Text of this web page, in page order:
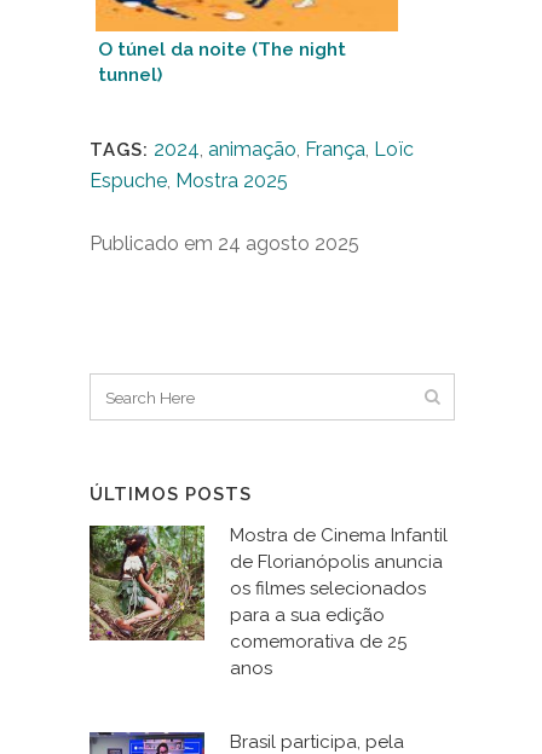
O túnel da noite (The night
tunnel)
TAGS: 2024, animação, França, Loïc
Espuche, Mostra 2025
Publicado em 24 agosto 2025
ÚLTIMOS POSTS
Mostra de Cinema Infantil
de Florianópolis anuncia
os filmes selecionados
para a sua edição
comemorativa de 25
anos
Brasil participa, pela